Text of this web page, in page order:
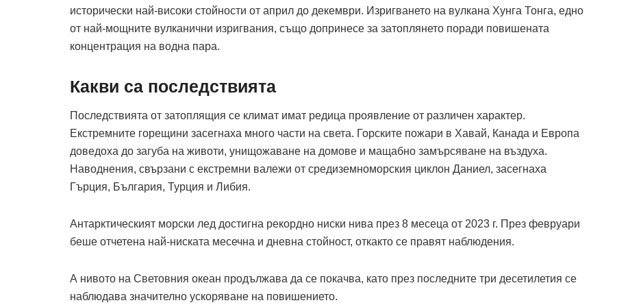
исторически най-високи стойнос­ти от април до декември. Изригването на вулкана Хунга Тонга, едно
от най-мощните вулканични изригвания, също допринесе за затоплянето поради повишената
концентрация на водна пара.
Какви са последствията
Последствията от затоплящия се климат имат редица проявление от различен характер.
Екстремните горещини засегнаха много части на света. Горските пожари в Хавай, Канада и Европа
доведоха до загуба на животи, унищожаване на домове и мащабно замърсяване на въздуха.
Наводнения, свързани с екстремни валежи от средиземноморския циклон Даниел, засегнаха
Гърция, България, Турция и Либия.
Антарктическият морски лед достигна рекордно ниски нива през 8 месеца от 2023 г. През февруари
беше отчетена най-нис­ката месечна и дневна стойност, откакто се правят наблюдения.
А нивото на Световния океан продължава да се покачва, като през последните три десетилетия се
наблюдава значително ускоряване на повишението.